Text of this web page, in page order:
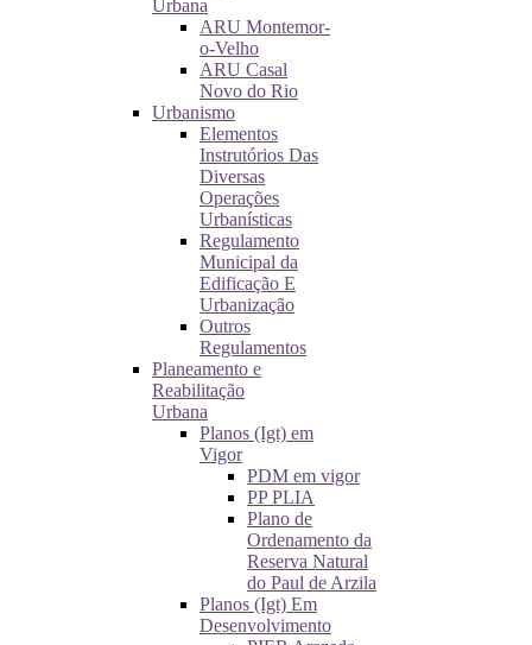
Urbana
ARU Montemor-
o-Velho
ARU Casal
Novo do Rio
Urbanismo
Elementos
Instrutórios Das
Diversas
Operações
Urbanísticas
Regulamento
Municipal da
Edificação E
Urbanização
Outros
Regulamentos
Planeamento e
Reabilitação
Urbana
Planos (Igt) em
Vigor
PDM em vigor
PP PLIA
Plano de
Ordenamento da
Reserva Natural
do Paul de Arzila
Planos (Igt) Em
Desenvolvimento